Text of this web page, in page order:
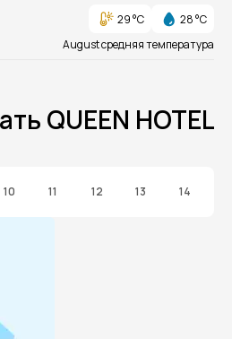
29 °C
28 °C
August средняя температура
QUEEN HOTEL
10 11 12 13 14